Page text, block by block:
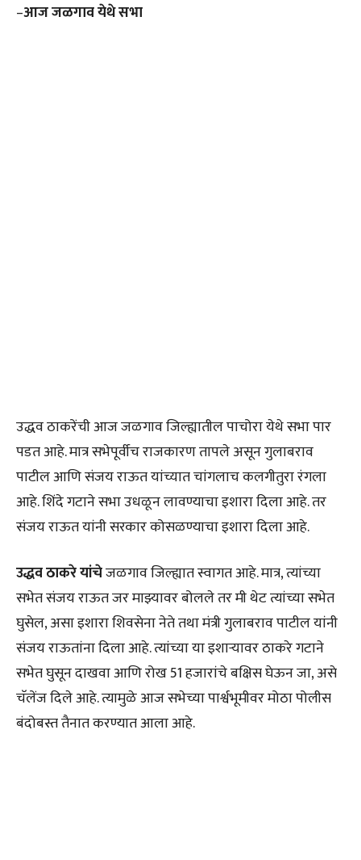
–आज जळगाव येथे सभा
उद्धव ठाकरेंची आज जळगाव जिल्ह्यातील पाचोरा येथे सभा पार
पडत आहे. मात्र सभेपूर्वीच राजकारण तापले असून गुलाबराव
पाटील आणि संजय राऊत यांच्यात चांगलाच कलगीतुरा रंगला
आहे. शिंदे गटाने सभा उधळून लावण्याचा इशारा दिला आहे. तर
संजय राऊत यांनी सरकार कोसळण्याचा इशारा दिला आहे.
उद्धव ठाकरे यांचेजळगाव जिल्ह्यात स्वागत आहे. मात्र, त्यांच्या
सभेत संजय राऊत जर माझ्यावर बोलले तर मी थेट त्यांच्या सभेत
घुसेल, असा इशारा शिवसेना नेते तथा मंत्री गुलाबराव पाटील यांनी
संजय राऊतांना दिला आहे. त्यांच्या या इशाऱ्यावर ठाकरे गटाने
सभेत घुसून दाखवा आणि रोख 51 हजारांचे बक्षिस घेऊन जा, असे
चॅलेंज दिले आहे. त्यामुळे आज सभेच्या पार्श्वभूमीवर मोठा पोलीस
बंदोबस्त तैनात करण्यात आला आहे.